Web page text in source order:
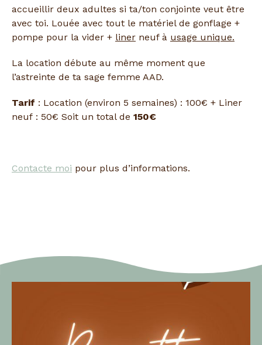
accueillir deux adultes si ta/ton conjointe veut être
avec toi. Louée avec tout le matériel de gonflage +
pompe pour la vider + liner neuf à usage unique.
La location débute au même moment que
l’astreinte de ta sage femme AAD.
Tarif : Location (environ 5 semaines) : 100€ + Liner
neuf : 50€ Soit un total de 150€
Contacte moi pour plus d’informations.